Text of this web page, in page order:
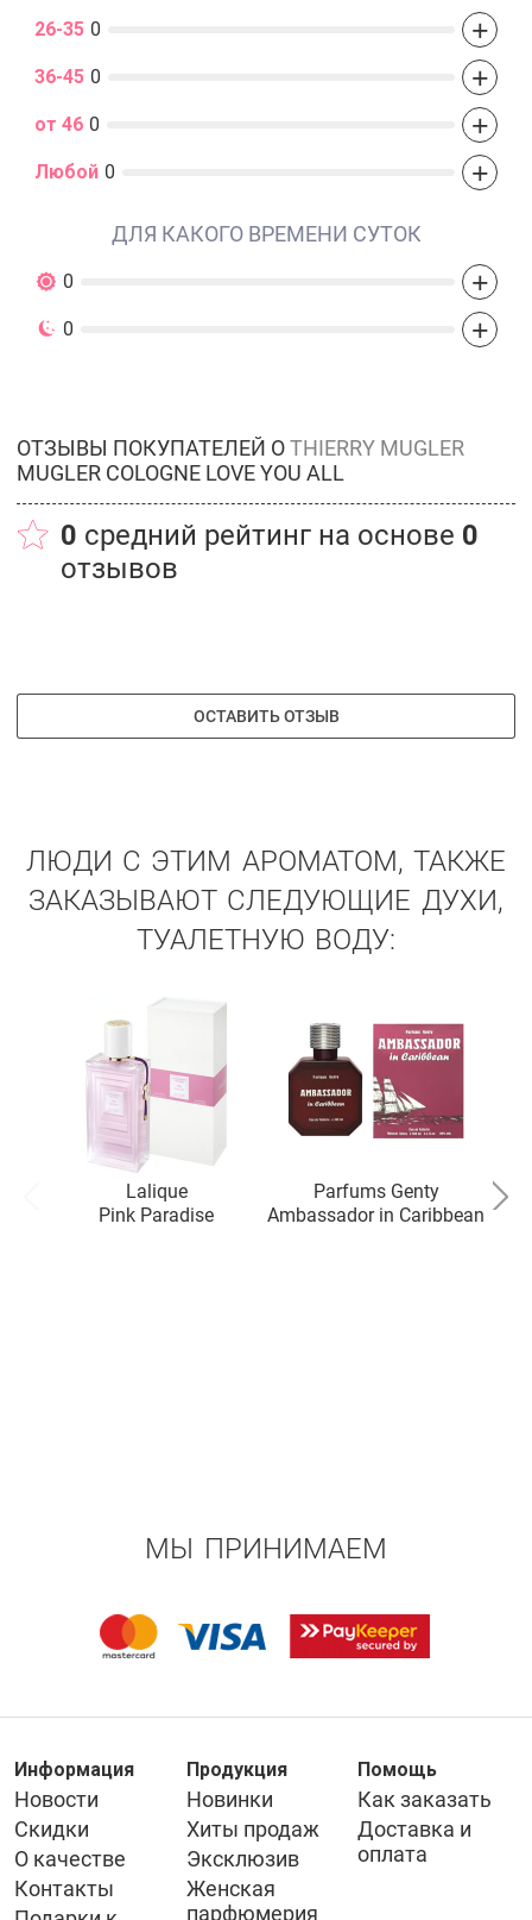
26-35 0 +
36-45 0 +
от 46 0 +
Любой 0 +
ДЛЯ КАКОГО ВРЕМЕНИ СУТОК
0 +
0 +
ОТЗЫВЫ ПОКУПАТЕЛЕЙ ОTHIERRY MUGLER
MUGLER COLOGNE LOVE YOU ALL
0 средний рейтинг на основе 0
отзывов
ОСТАВИТЬ ОТЗЫВ
ЛЮДИ С ЭТИМ АРОМАТОМ, ТАКЖЕ
ЗАКАЗЫВАЮТ СЛЕДУЮЩИЕ ДУХИ,
ТУАЛЕТНУЮ ВОДУ:
Lalique
Pink Paradise
Parfums Genty
Ambassador in Caribbean
МЫ ПРИНИМАЕМ
Информация
Новости
Скидки
О качестве
Контакты
Продукция
Новинки
Хиты продаж
Эксклюзив
Женская
парфюмерия
Помощь
Как заказать
Доставка и
оплата